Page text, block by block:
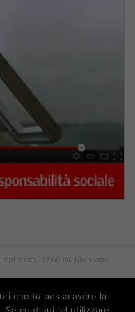
17 60030 Monsano
che tu possa avere la